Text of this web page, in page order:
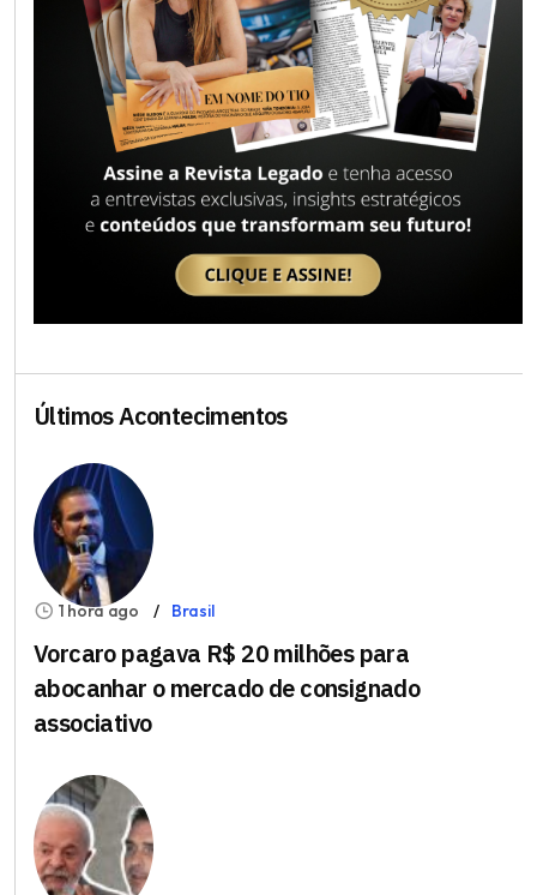
Últimos Acontecimentos
1 hora ago Brasil
Vorcaro pagava R$ 20 milhões para
abocanhar o mercado de consignado
associativo